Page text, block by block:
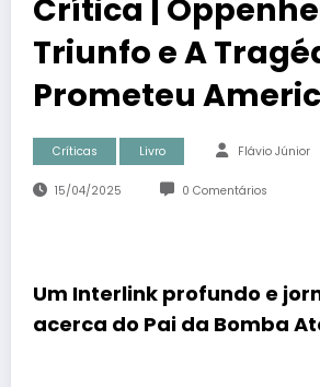
Crítica |
Triunfo e A
Prometeu
Críticas Livro Flávio Júnior
15/04/2025 0 Comentários
Um Interlink profundo e
acerca do Pai da Bomba